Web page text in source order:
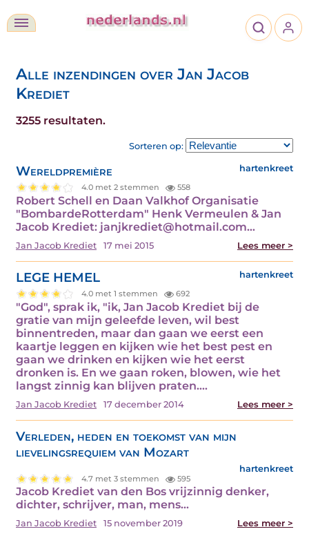
Alle inzendingen over Jan Jacob
Krediet
3255 resultaten.
Sorteren op:
Wereldpremière hartenkreet
4.0 met 2 stemmen 558
Robert Schell en Daan Valkhof Organisatie
"BombardeRotterdam" Henk Vermeulen & Jan
Jacob Krediet: janjkrediet@hotmail.com…
Jan Jacob Krediet 17 mei 2015 Lees meer >
LEGE HEMEL hartenkreet
4.0 met 1 stemmen 692
"God", sprak ik, "ik, Jan Jacob Krediet bij de
gratie van mijn geleefde leven, wil best
binnentreden, maar dan gaan we eerst een
kaartje leggen en kijken wie het best pest en
gaan we drinken en kijken wie het eerst
dronken is. En we gaan roken, blowen, wie het
langst zinnig kan blijven praten.…
Jan Jacob Krediet 17 december 2014 Lees meer >
Verleden, heden en toekomst van mijn
lievelingsrequiem van Mozart
hartenkreet
4.7 met 3 stemmen 595
Jacob Krediet van den Bos vrijzinnig denker,
dichter, schrijver, man, mens…
Jan Jacob Krediet 15 november 2019 Lees meer >